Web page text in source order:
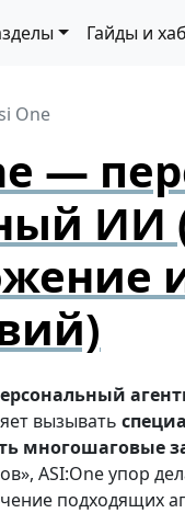
Гайды и
One
—
ИИ
вызывать
многошаговые
ASI:One упор
подходящих